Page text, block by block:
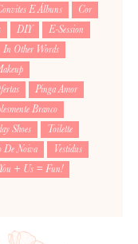
E Álbuns
Cor
DIY
E-Session
In Other Words
Pinga Amor
Branco
Shoes
Toilette
De Noiva
Vestidus
You + Us = Fun!